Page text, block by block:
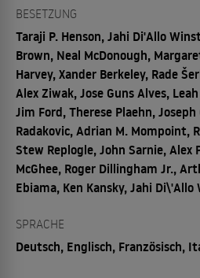
BESETZUNG
Taraji P. Henson, Jahi Di'Allo
Brown, Neal McDonough,
Harvey, Xander Berkeley, Rade
Alex Ziwak, Jose Guns Alves,
Jim Ford, Therese Plaehn,
Radakovic, Adrian M. Mompoint,
Stew Replogle, John Sarnie, Alex
McGhee, Roger Dillingham Jr.,
Ebiama, Ken Kansky, Jahi Di\'Allo
SPRACHE
Deutsch, Englisch, Französisch,